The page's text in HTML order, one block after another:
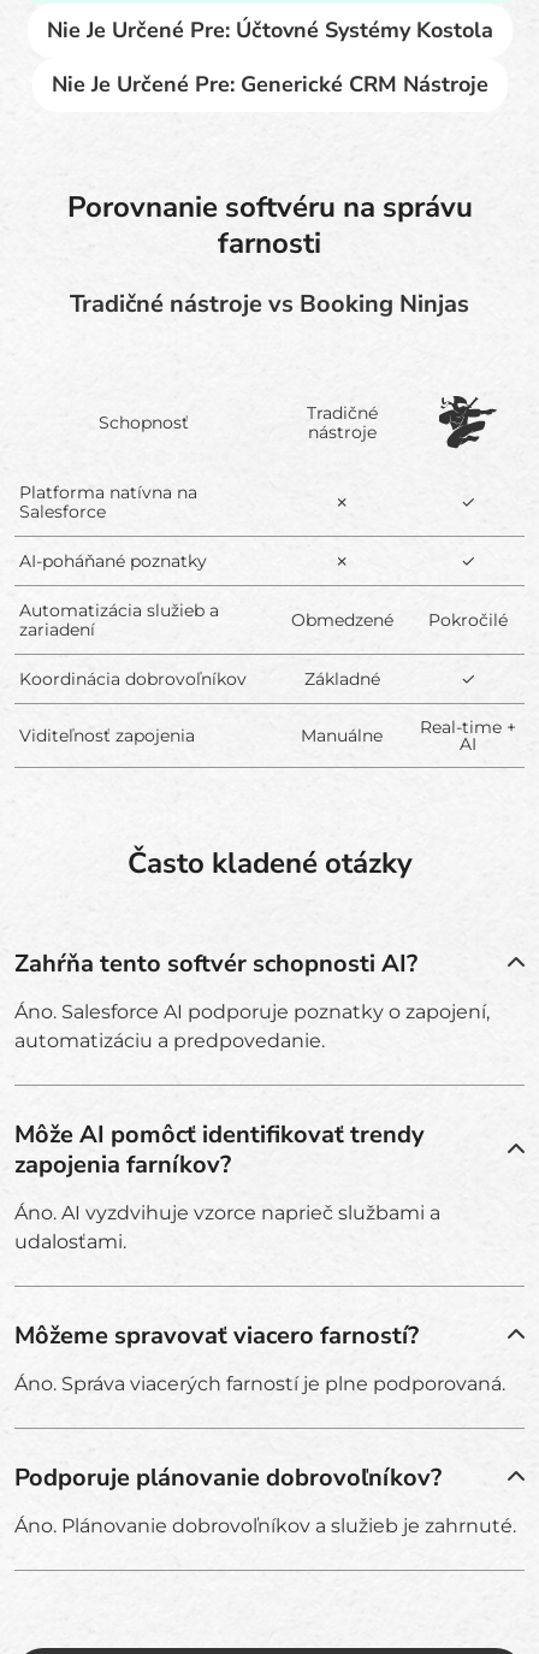
Nie Je Určené Pre: Účtovné Systémy Kostola
Nie Je Určené Pre: Generické CRM Nástroje
Porovnanie softvéru na správu
farnosti
Tradičné nástroje vs Booking Ninjas
Schopnosť
Tradičné
nástroje
Platforma natívna na
Salesforce
✗ ✓
AI-poháňané poznatky ✗ ✓
Automatizácia služieb a
zariadení
Obmedzené Pokročilé
Koordinácia dobrovoľníkov Základné ✓
Viditeľnosť zapojenia Manuálne Real-time +
AI
Často kladené otázky
Zahŕňa tento softvér schopnosti AI?
Áno. Salesforce AI podporuje poznatky o zapojení,
automatizáciu a predpovedanie.
Môže AI pomôcť identifikovať trendy
zapojenia farníkov?
Áno. AI vyzdvihuje vzorce naprieč službami a
udalosťami.
Môžeme spravovať viacero farností?
Áno. Správa viacerých farností je plne podporovaná.
Podporuje plánovanie dobrovoľníkov?
Áno. Plánovanie dobrovoľníkov a služieb je zahrnuté.